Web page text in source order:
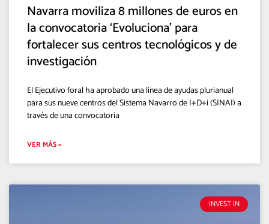
Navarra moviliza 8 millones de euros en
la convocatoria ‘Evoluciona’ para
fortalecer sus centros tecnológicos y de
investigación
El Ejecutivo foral ha aprobado una línea de ayudas plurianual
para sus nueve centros del Sistema Navarro de I+D+i (SINAI) a
través de una convocatoria
VER MÁS »
INVEST IN